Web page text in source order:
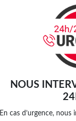
NOUS
En cas d’urgence, nous